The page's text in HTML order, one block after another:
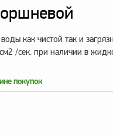
как чистой так и
/сек. при наличии в
покупок